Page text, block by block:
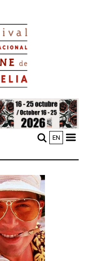
EN
menu